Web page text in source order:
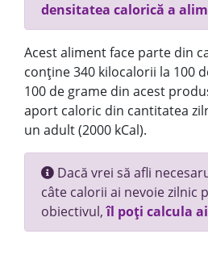
densitatea calorică a
Acest aliment face parte din
conține 340 kilocalorii la 100
100 de grame din acest
aport caloric din cantitatea
un adult (2000 kCal).
Dacă vrei să afli
câte calorii ai nevoie zilnic
obiectivul,îl poți calcula